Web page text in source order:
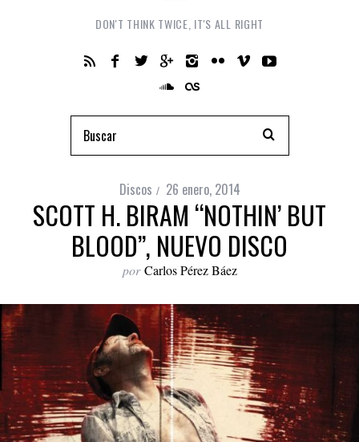
DON'T THINK TWICE, IT'S ALL RIGHT
Discos 26 enero, 2014
SCOTT H. BIRAM “NOTHIN’ BUT
BLOOD”, NUEVO DISCO
por Carlos Pérez Báez